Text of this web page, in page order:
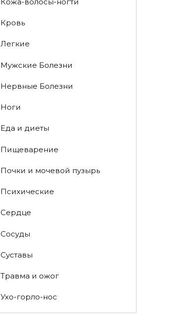
Кровь
Легкие
Мужские Болезни
Нервные Болезни
Ноги
Еда и диеты
Пищеварение
Почки и мочевой пузырь
Психические
Сердце
Сосуды
Суставы
Травма и ожог
Ухо-горло-нос